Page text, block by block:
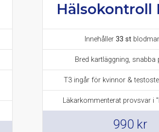
Hälsokontroll
Innehåller 33 st
Bred kartläggning, snabba
T3 ingår för kvinnor &
Läkarkommenterat provsvar i
990 kr